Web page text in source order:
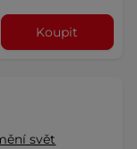
Koupit
svět